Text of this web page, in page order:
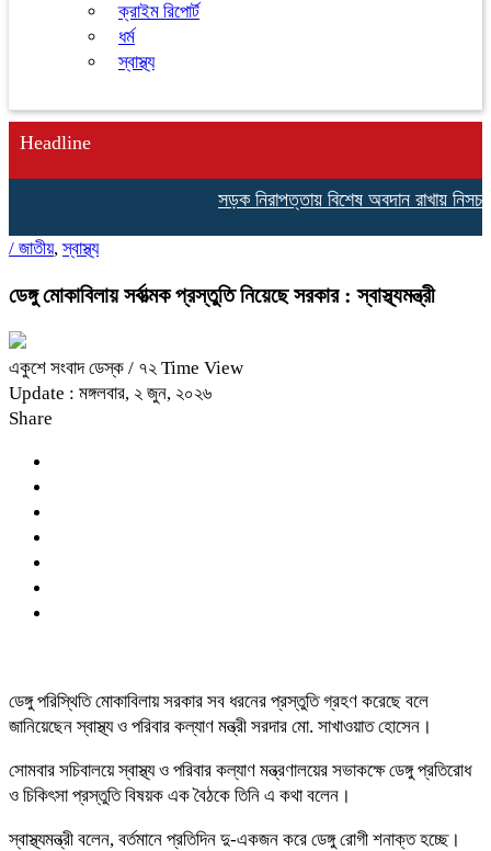
ক্রাইম রিপোর্ট
ধর্ম
স্বাস্থ্য
Headline
সড়ক নিরাপত্তায় বিশেষ অবদান রাখায় নিসচা
/ জাতীয়,স্বাস্থ্য
ডেঙ্গু মোকাবিলায় সর্বাত্মক প্রস্তুতি নিয়েছে সরকার : স্বাস্থ্যমন্ত্রী
একুশে সংবাদ ডেস্ক / ৭২ Time View
Update : মঙ্গলবার, ২ জুন, ২০২৬
Share
ডেঙ্গু পরিস্থিতি মোকাবিলায় সরকার সব ধরনের প্রস্তুতি গ্রহণ করেছে বলে
জানিয়েছেন স্বাস্থ্য ও পরিবার কল্যাণ মন্ত্রী সরদার মো. সাখাওয়াত হোসেন।
সোমবার সচিবালয়ে স্বাস্থ্য ও পরিবার কল্যাণ মন্ত্রণালয়ের সভাকক্ষে ডেঙ্গু প্রতিরোধ
ও চিকিৎসা প্রস্তুতি বিষয়ক এক বৈঠকে তিনি এ কথা বলেন।
স্বাস্থ্যমন্ত্রী বলেন, বর্তমানে প্রতিদিন দু-একজন করে ডেঙ্গু রোগী শনাক্ত হচ্ছে।